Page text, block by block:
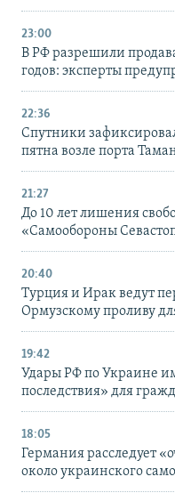
23:00
В РФ разрешили
годов: эксперты
22:36
Спутники
пятна возле порта
21:27
До 10 лет лишения
«Самообороны
20:40
Турция и Ирак ведут
Ормузскому проливу
19:42
Удары РФ по Украине
последствия» для
18:05
Германия расследует
около украинского